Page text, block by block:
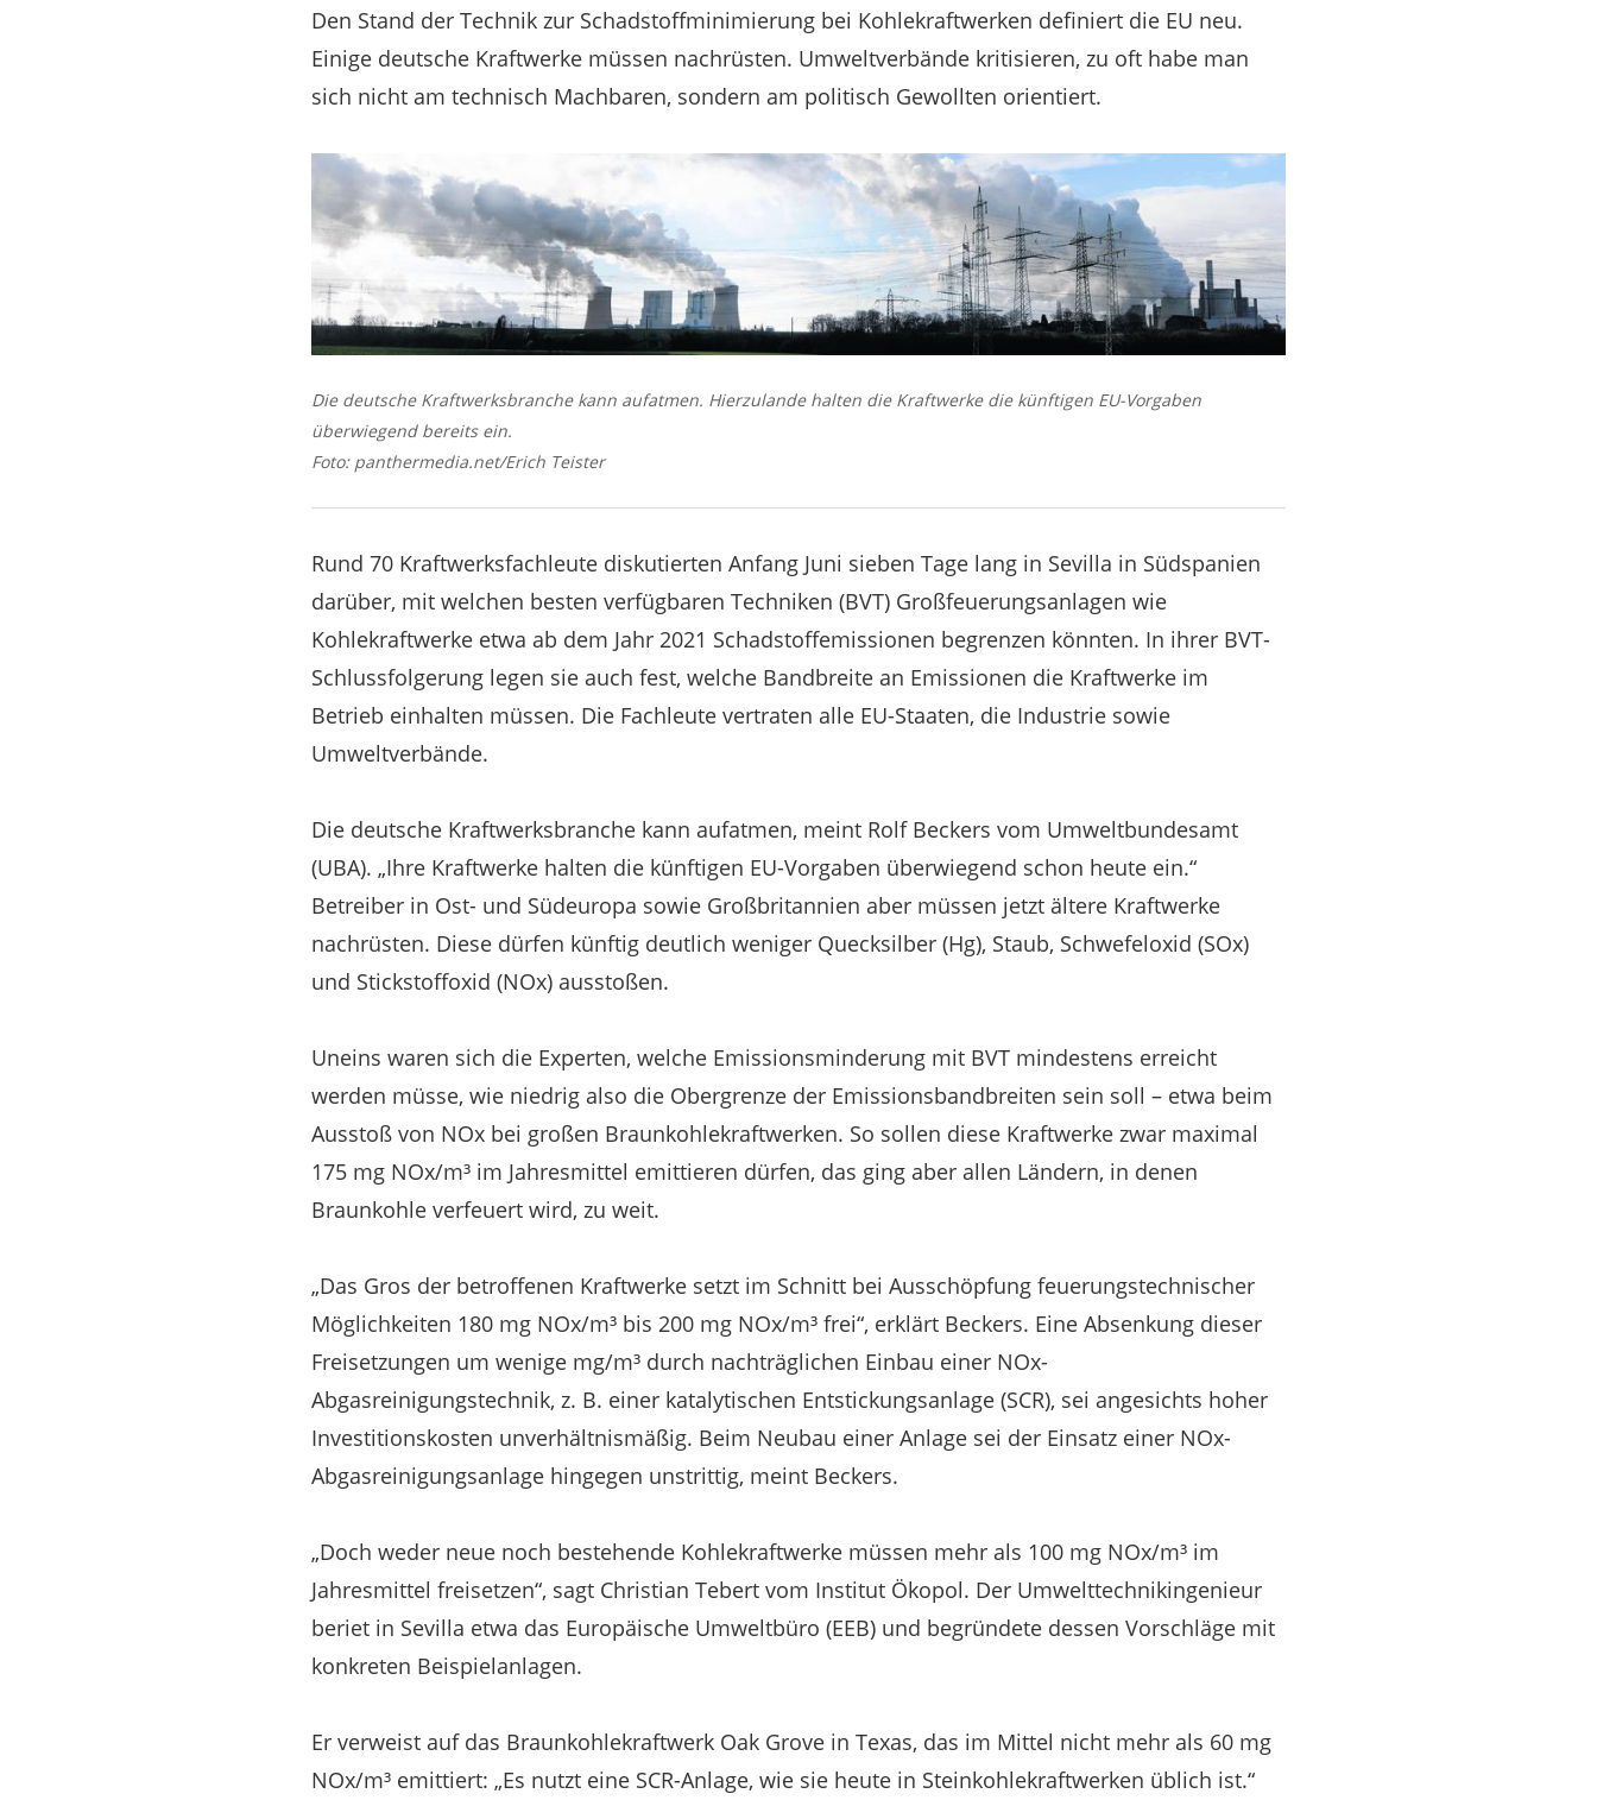
Den Stand der Technik zur Schadstoffminimierung bei Kohlekraftwerken definiert die EU neu.
Einige deutsche Kraftwerke müssen nachrüsten. Umweltverbände kritisieren, zu oft habe man
sich nicht am technisch Machbaren, sondern am politisch Gewollten orientiert.
Die deutsche Kraftwerksbranche kann aufatmen. Hierzulande halten die Kraftwerke die künftigen EU-Vorgaben
überwiegend bereits ein.
Foto: panthermedia.net/Erich Teister
Rund 70 Kraftwerksfachleute diskutierten Anfang Juni sieben Tage lang in Sevilla in Südspanien
darüber, mit welchen besten verfügbaren Techniken (BVT) Großfeuerungsanlagen wie
Kohlekraftwerke etwa ab dem Jahr 2021 Schadstoffemissionen begrenzen könnten. In ihrer BVT-
Schlussfolgerung legen sie auch fest, welche Bandbreite an Emissionen die Kraftwerke im
Betrieb einhalten müssen. Die Fachleute vertraten alle EU-Staaten, die Industrie sowie
Umweltverbände.
Die deutsche Kraftwerksbranche kann aufatmen, meint Rolf Beckers vom Umweltbundesamt
(UBA). „Ihre Kraftwerke halten die künftigen EU-Vorgaben überwiegend schon heute ein.“
Betreiber in Ost- und Südeuropa sowie Großbritannien aber müssen jetzt ältere Kraftwerke
nachrüsten. Diese dürfen künftig deutlich weniger Quecksilber (Hg), Staub, Schwefeloxid (SOx)
und Stickstoffoxid (NOx) ausstoßen.
Uneins waren sich die Experten, welche Emissionsminderung mit BVT mindestens erreicht
werden müsse, wie niedrig also die Obergrenze der Emissionsbandbreiten sein soll – etwa beim
Ausstoß von NOx bei großen Braunkohlekraftwerken. So sollen diese Kraftwerke zwar maximal
175 mg NOx/m³ im Jahresmittel emittieren dürfen, das ging aber allen Ländern, in denen
Braunkohle verfeuert wird, zu weit.
„Das Gros der betroffenen Kraftwerke setzt im Schnitt bei Ausschöpfung feuerungstechnischer
Möglichkeiten 180 mg NOx/m³ bis 200 mg NOx/m³ frei“, erklärt Beckers. Eine Absenkung dieser
Freisetzungen um wenige mg/m³ durch nachträglichen Einbau einer NOx-
Abgasreinigungstechnik, z. B. einer katalytischen Entstickungsanlage (SCR), sei angesichts hoher
Investitionskosten unverhältnismäßig. Beim Neubau einer Anlage sei der Einsatz einer NOx-
Abgasreinigungsanlage hingegen unstrittig, meint Beckers.
„Doch weder neue noch bestehende Kohlekraftwerke müssen mehr als 100 mg NOx/m³ im
Jahresmittel freisetzen“, sagt Christian Tebert vom Institut Ökopol. Der Umwelttechnikingenieur
beriet in Sevilla etwa das Europäische Umweltbüro (EEB) und begründete dessen Vorschläge mit
konkreten Beispielanlagen.
Er verweist auf das Braunkohlekraftwerk Oak Grove in Texas, das im Mittel nicht mehr als 60 mg
NOx/m³ emittiert: „Es nutzt eine SCR-Anlage, wie sie heute in Steinkohlekraftwerken üblich ist.“